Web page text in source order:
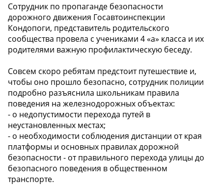
Сотрудник по пропаганде безопасности
дорожного движения Госавтоинспекции
Кондопоги, представитель родительского
сообщества провела с учениками 4 «а» класса и их
родителями важную профилактическую беседу.
Совсем скоро ребятам предстоит путешествие и,
чтобы оно прошло безопасно, сотрудник полиции
подробно разъяснила школьникам правила
поведения на железнодорожных объектах:
- о недопустимости перехода путей в
неустановленных местах;
- о необходимости соблюдения дистанции от края
платформы и основных правилах дорожной
безопасности - от правильного перехода улицы до
безопасного поведения в общественном
транспорте.